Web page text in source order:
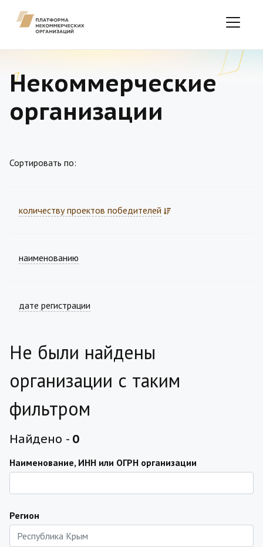
Некоммерческие
организации
Сортировать по:
количеству проектов победителей
наименованию
дате регистрации
Не были найдены
организации с таким
фильтром
Найдено - 0
Наименование, ИНН или ОГРН организации
Регион